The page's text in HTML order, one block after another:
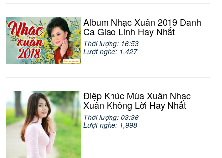
Album Nhạc Xuân 2019 Danh
Ca Giao Linh Hay Nhất
Thời lượng: 16:53
Lượt nghe: 1,427
Điệp Khúc Mùa Xuân Nhạc
Xuân Không Lời Hay Nhất
Thời lượng: 03:36
Lượt nghe: 1,998